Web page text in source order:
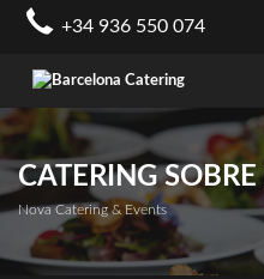
+34 936 550 074
CATERING
Nova Catering & Events